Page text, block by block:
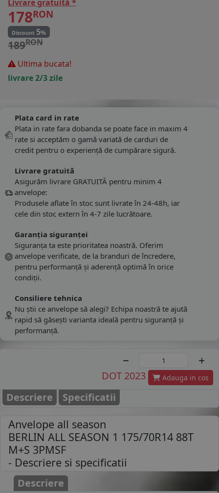
Livrare gratuită *
178RON
Discount 5%
189RON
Ultima bucata!
livrare 2/3 zile
Plata card in rate
Plata in rate fara dobanda se poate face in maxim 4
rate si acceptăm o gamă variată de carduri de
credit pentru o experiență de cumpărare sigură.
Livrare gratuită
Asigurăm livrare GRATUITĂ pentru minim 4
anvelope:
Produsele aflate în stoc sunt livrate în 24-48h, iar
cele din stoc extern în 4-7 zile lucrătoare.
Garanția siguranței
Siguranța ta este prioritatea noastră. Oferim
anvelope verificate, de la branduri de încredere,
pentru performanță și aderență optimă în orice
condiții.
Consiliere tehnica
Nu știi ce anvelope să alegi? Echipa noastră te ajută
rapid să găsești varianta ideală pentru siguranță și
performanță.
DOT 2023 Adauga in cos
Descriere Specificatii
Anvelope all season
BERLIN ALL SEASON 1 175/70R14 88T
M+S 3PMSF
- Descriere si specificatii
Descriere